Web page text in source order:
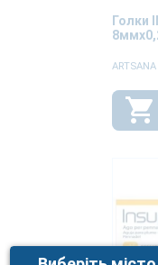
Голки
ARTSANA